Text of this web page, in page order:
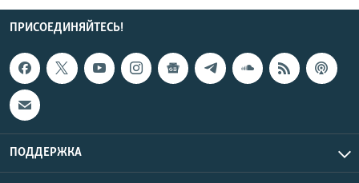
ПРИСОЕДИНЯЙТЕСЬ!
ПОДДЕРЖКА